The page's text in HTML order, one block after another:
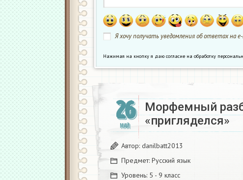
Я хочу получать уведомления об ответах на
Нажимая на кнопку я даю согласие на обработку
26
МАЙ
Морфемный
«пригляделся»​
Автор: danilbatt2013
Предмет: Русский язык
Уровень: 5 - 9 класс